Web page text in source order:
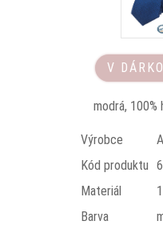
V
modrá, 100%
Výrobce
Kód produktu
Materiál
Barva